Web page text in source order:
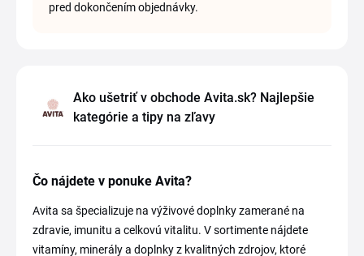
pred dokončením objednávky.
Ako ušetriť v obchode Avita.sk? Najlepšie
kategórie a tipy na zľavy
Čo nájdete v ponuke Avita?
Avita sa špecializuje na výživové doplnky zamerané na
zdravie, imunitu a celkovú vitalitu. V sortimente nájdete
vitamíny, minerály a doplnky z kvalitných zdrojov, ktoré